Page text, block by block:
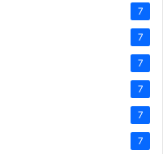
7
7
7
7
7
7